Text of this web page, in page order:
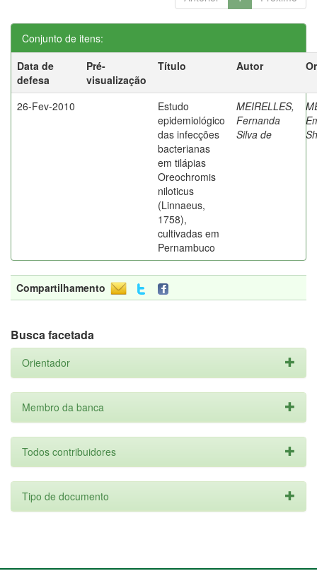
Conjunto de itens:
Data de
defesa
Pré-
visualização
Título Autor
26-Fev-2010
Estudo
epidemiológico
das infecções
bacterianas
em tilápias
Oreochromis
niloticus
(Linnaeus,
1758),
cultivadas em
Pernambuco
MEIRELLES,
Fernanda
Silva de
Compartilhamento
Busca facetada
Orientador
Membro da banca
Todos contribuidores
Tipo de documento